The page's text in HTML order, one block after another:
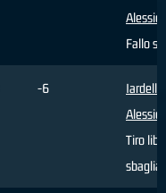
Alessio
Fallo
-6
Iardella
Alessio
Tiro